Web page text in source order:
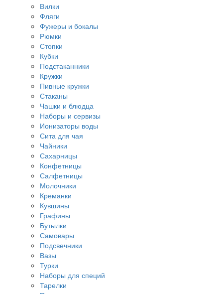
Вилки
Фляги
Фужеры и бокалы
Рюмки
Стопки
Кубки
Подстаканники
Кружки
Пивные кружки
Стаканы
Чашки и блюдца
Наборы и сервизы
Ионизаторы воды
Сита для чая
Чайники
Сахарницы
Конфетницы
Салфетницы
Молочники
Креманки
Кувшины
Графины
Бутылки
Самовары
Подсвечники
Вазы
Турки
Наборы для специй
Тарелки